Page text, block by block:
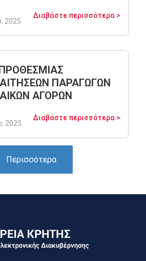
Διαβάστε περισσότερα >
2025
ΠΑΡΑΓΩΓΩΝ
ΑΓΟΡΩΝ
Διαβάστε περισσότερα >
2025
Περισσότερα